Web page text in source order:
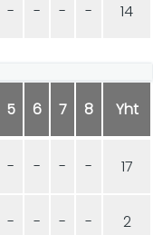
- - - - 14
5 6 7 8 Yht
- - - - 17
- - - - 2